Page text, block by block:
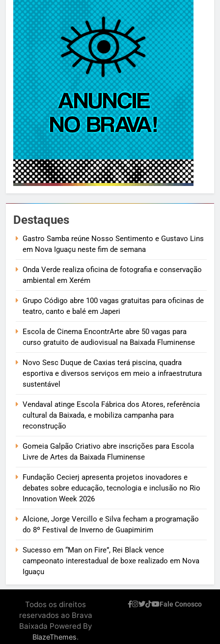
Destaques
Gastro Samba reúne Nosso Sentimento e Gustavo Lins
em Nova Iguaçu neste fim de semana
Onda Verde realiza oficina de fotografia e conservação
ambiental em Xerém
Grupo Código abre 100 vagas gratuitas para oficinas de
teatro, canto e balé em Japeri
Escola de Cinema EncontrArte abre 50 vagas para
curso gratuito de audiovisual na Baixada Fluminense
Novo Sesc Duque de Caxias terá piscina, quadra
esportiva e diversos serviços em meio a infraestrutura
sustentável
Vendaval atinge Escola Fábrica dos Atores, referência
cultural da Baixada, e mobiliza campanha para
reconstrução
Gomeia Galpão Criativo abre inscrições para Escola
Livre de Artes da Baixada Fluminense
Fundação Cecierj apresenta projetos inovadores e
debates sobre educação, tecnologia e inclusão no Rio
Innovation Week 2026
Alcione, Jorge Vercillo e Silva fecham a programação
do 8º Festival de Inverno de Guapimirim
Sucesso em “Man on Fire”, Rei Black vence
campeonato interestadual de boxe realizado em Nova
Iguaçu
Todos os direitos
reservados ao Brava
Baixada Powered By
BlazeThemes.
Fale Conosco